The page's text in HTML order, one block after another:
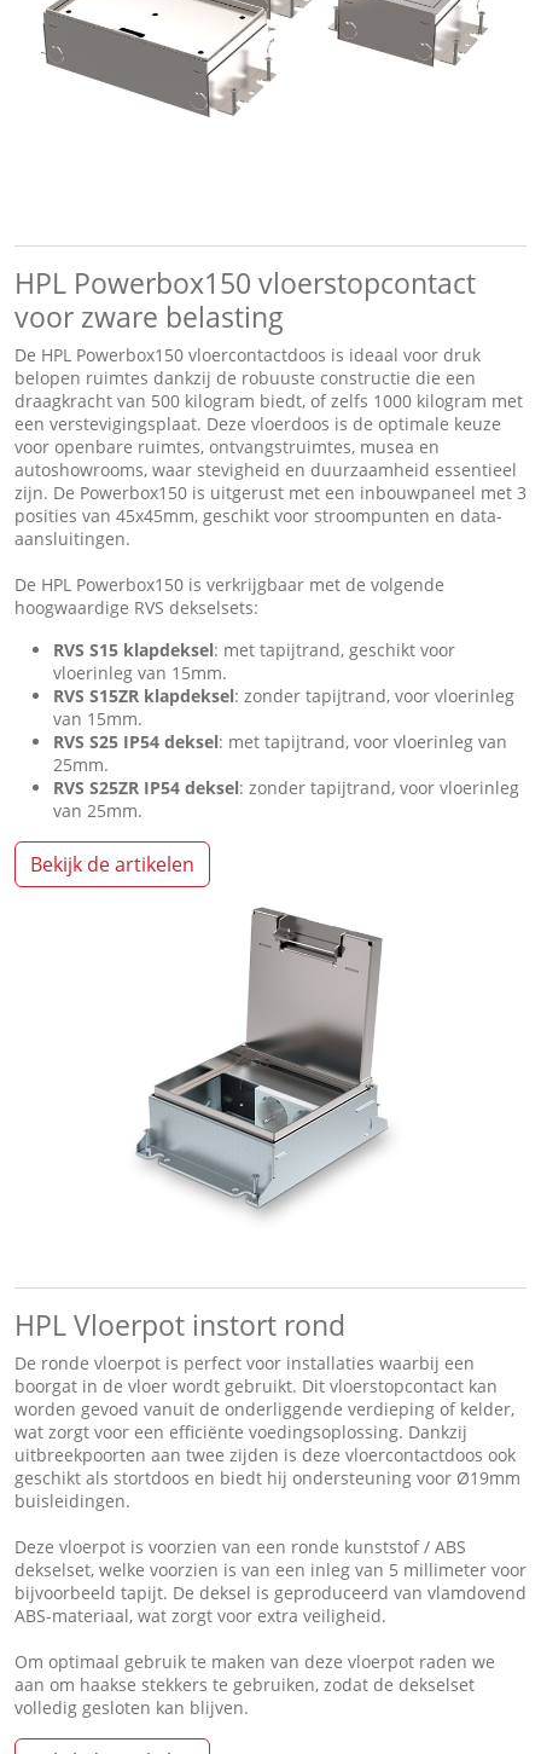
HPL Powerbox150 vloerstopcontact
voor zware belasting
De HPL Powerbox150 vloercontactdoos is ideaal voor druk
belopen ruimtes dankzij de robuuste constructie die een
draagkracht van 500 kilogram biedt, of zelfs 1000 kilogram met
een verstevigingsplaat. Deze vloerdoos is de optimale keuze
voor openbare ruimtes, ontvangstruimtes, musea en
autoshowrooms, waar stevigheid en duurzaamheid essentieel
zijn. De Powerbox150 is uitgerust met een inbouwpaneel met 3
posities van 45x45mm, geschikt voor stroompunten en data-
aansluitingen.
De HPL Powerbox150 is verkrijgbaar met de volgende
hoogwaardige RVS dekselsets:
RVS S15 klapdeksel: met tapijtrand, geschikt voor
vloerinleg van 15mm.
RVS S15ZR klapdeksel: zonder tapijtrand, voor vloerinleg
van 15mm.
RVS S25 IP54 deksel: met tapijtrand, voor vloerinleg van
25mm.
RVS S25ZR IP54 deksel: zonder tapijtrand, voor vloerinleg
van 25mm.
Bekijk de artikelen
HPL Vloerpot instort rond
De ronde vloerpot is perfect voor installaties waarbij een
boorgat in de vloer wordt gebruikt. Dit vloerstopcontact kan
worden gevoed vanuit de onderliggende verdieping of kelder,
wat zorgt voor een efficiënte voedingsoplossing. Dankzij
uitbreekpoorten aan twee zijden is deze vloercontactdoos ook
geschikt als stortdoos en biedt hij ondersteuning voor Ø19mm
buisleidingen.
Deze vloerpot is voorzien van een ronde kunststof / ABS
dekselset, welke voorzien is van een inleg van 5 millimeter voor
bijvoorbeeld tapijt. De deksel is geproduceerd van vlamdovend
ABS-materiaal, wat zorgt voor extra veiligheid.
Om optimaal gebruik te maken van deze vloerpot raden we
aan om haakse stekkers te gebruiken, zodat de dekselset
volledig gesloten kan blijven.